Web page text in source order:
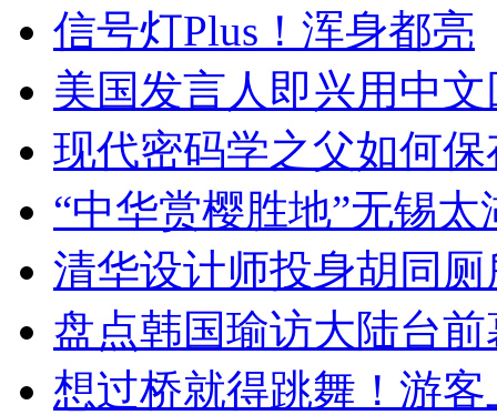
信号灯Plus！浑身都亮
美国发言人即兴用中
现代密码学之父如何
“中华赏樱胜地”无锡
清华设计师投身胡同
盘点韩国瑜访大陆台
想过桥就得跳舞！游客